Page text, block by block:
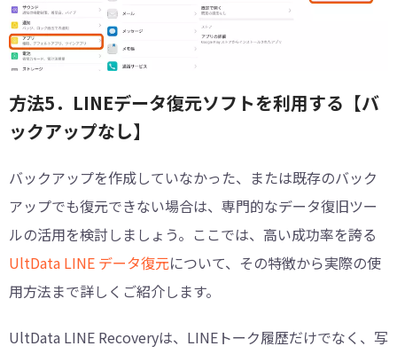
方法5．LINEデータ復元ソフトを利用する【バ
ックアップなし】
バックアップを作成していなかった、または既存のバック
アップでも復元できない場合は、専門的なデータ復旧ツー
ルの活用を検討しましょう。ここでは、高い成功率を誇る
UltData LINE データ復元について、その特徴から実際の使
用方法まで詳しくご紹介します。
UltData LINE Recoveryは、LINEトーク履歴だけでなく、写